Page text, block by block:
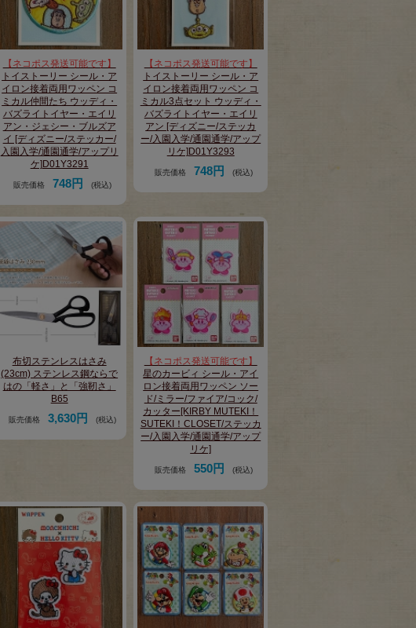
【ネコポス発送可能です】
トイストーリー シール・ア
イロン接着両用ワッペン コ
ミカル仲間たち ウッディ・
バズライトイヤー・エイリ
アン・ジェシー・ブルズア
イ [ディズニー/ステッカー/
入園入学/通園通学/アップリ
ケ]D01Y3291
販売価格 748円 (税込)
【ネコポス発送可能です】
トイストーリー シール・ア
イロン接着両用ワッペン コ
ミカル3点セット ウッディ・
バズライトイヤー・エイリ
アン [ディズニー/ステッカ
ー/入園入学/通園通学/アップ
リケ]D01Y3293
販売価格 748円 (税込)
布切ステンレスはさみ
(23cm) ステンレス鋼ならで
はの「軽さ」と「強靭さ」
B65
販売価格 3,630円 (税込)
【ネコポス発送可能です】
星のカービィ シール・アイ
ロン接着両用ワッペン ソー
ド/ミラー/ファイア/コック/
カッター[KIRBY MUTEKI！
SUTEKI！CLOSET/ステッカ
ー/入園入学/通園通学/アップ
リケ]
販売価格 550円 (税込)